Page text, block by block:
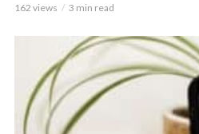
162 views 3 min read